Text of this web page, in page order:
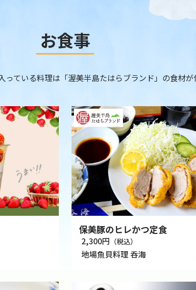
お食事
っている料理は「渥美半島たはらブランド」の食材が
保美豚のヒレかつ定食
2,300円 （税込）
地場魚貝料理 呑海